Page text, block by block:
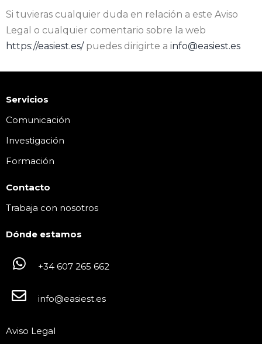
Si tuvieras cualquier duda en relación a este Aviso
Legal o cualquier comentario sobre la web
https://easiest.es/puedes dirigirte a info@easiest.es
Servicios
Comunicación
Investigación
Formación
Contacto
Trabaja con nosotros
Dónde estamos
+34 607 265 662
info@easiest.es
Aviso Legal